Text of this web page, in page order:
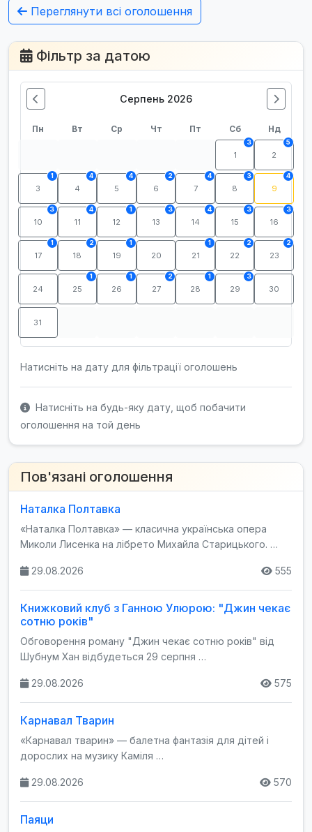
Переглянути всі оголошення
Фільтр за датою
Серпень 2026
Пн Вт Ср Чт Пт Сб Нд
1
3
2
5
3
1
4
4
5
4
6
2
7
4
8
3
9
4
10
3
11
4
12
1
13
3
14
4
15
3
16
3
17
1
18
2
19
1
20 21
1
22
2
23
2
24 25
1
26
1
27
2
28
1
29
3
30
31
Натисніть на дату для фільтрації оголошень
Натисніть на будь-яку дату, щоб побачити
оголошення на той день
Пов'язані оголошення
Наталка Полтавка
«Наталка Полтавка» — класична українська опера
Миколи Лисенка на лібрето Михайла Старицького. …
29.08.2026 555
Книжковий клуб з Ганною Улюрою: "Джин чекає
сотню років"
Обговорення роману "Джин чекає сотню років" від
Шубнум Хан відбудеться 29 серпня …
29.08.2026 575
Карнавал Тварин
«Карнавал тварин» — балетна фантазія для дітей і
дорослих на музику Каміля …
29.08.2026 570
Паяци